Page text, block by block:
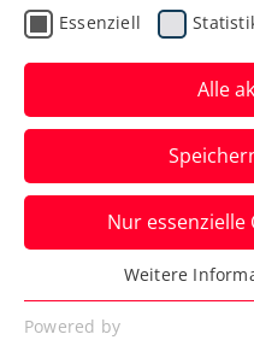
Generali
Cup Team
Wetter und
Dadurch spielen
der
Verfasst von: Manuel
Essenziell
Alle
Nur essenzielle
Essenziell
Essenzielle Cookies
Weitere
Powered by